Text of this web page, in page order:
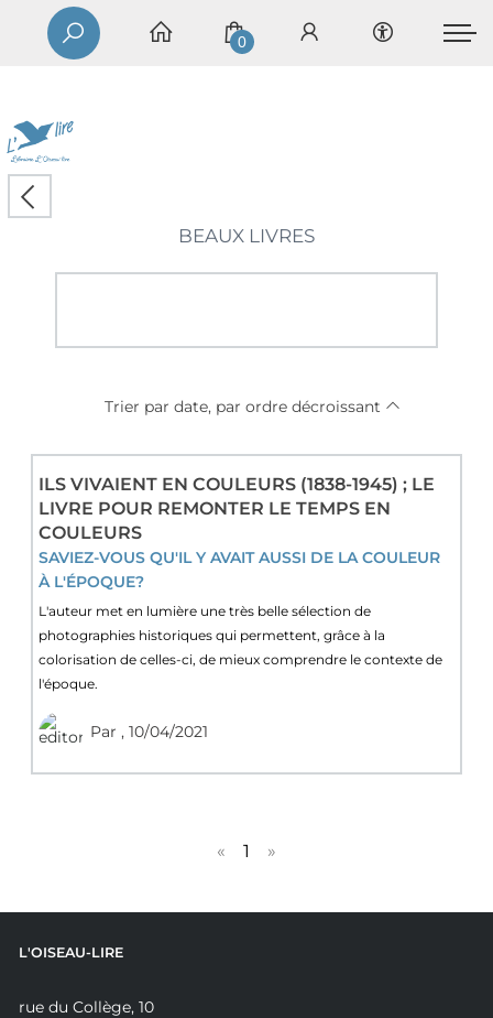
0
BEAUX LIVRES
Trier par date, par ordre décroissant
ILS VIVAIENT EN COULEURS (1838-1945) ; LE
LIVRE POUR REMONTER LE TEMPS EN
COULEURS
SAVIEZ-VOUS QU'IL Y AVAIT AUSSI DE LA COULEUR
À L'ÉPOQUE?
L'auteur met en lumière une très belle sélection de
photographies historiques qui permettent, grâce à la
colorisation de celles-ci, de mieux comprendre le contexte de
l'époque.
Par , 10/04/2021
« 1 »
L'OISEAU-LIRE
rue du Collège, 10